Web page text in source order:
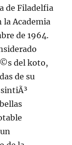
de Filadelfia
Academia
de 1964.
del koto,
de su